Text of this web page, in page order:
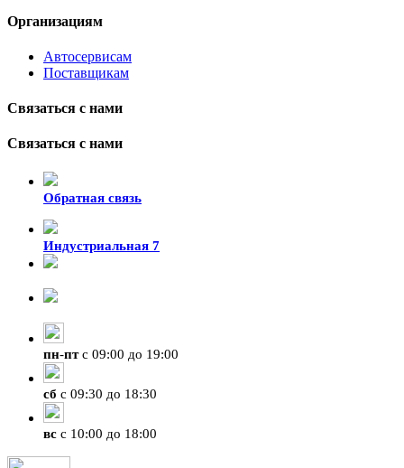
Организациям
Автосервисам
Поставщикам
Связаться с нами
Связаться с нами
Обратная связь
Индустриальная 7
пн-птс 09:00 до 19:00
сб с 09:30 до 18:30
вс с 10:00 до 18:00